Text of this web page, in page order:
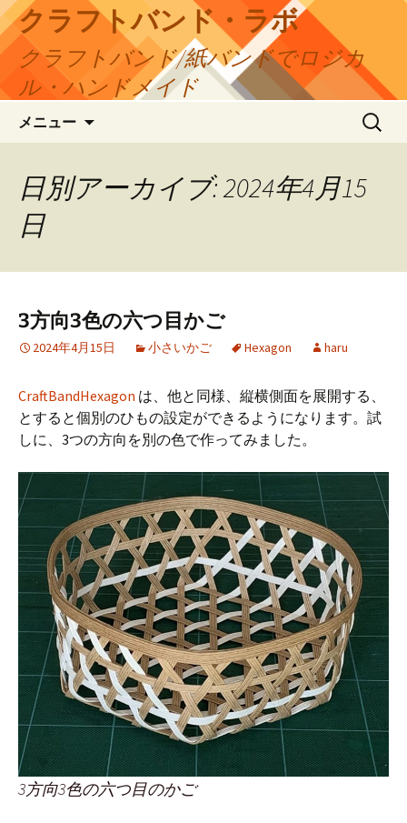
コ
ン
テ
ツ
ス
クラフトバンド・ラボ
クラフトバンド/紙バンドでロジカ
ル・ハンドメイド
メニュー
検
索:
日別アーカイブ: 2024年4月15
日
3方向3色の六つ目かご
2024年4月15日 小さいかご Hexagon haru
CraftBandHexagon は、他と同様、縦横側面を展開する、
とすると個別のひもの設定ができるようになります。試
しに、3つの方向を別の色で作ってみました。
3方向3色の六つ目のかご